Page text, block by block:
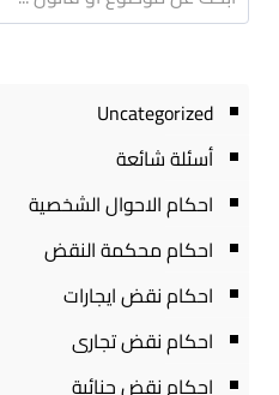
Uncategorized
أسئلة شائعة
احكام الاحوال الشخصية
احكام محكمة النقض
احكام نقض ايجارات
احكام نقض تجارى
احكام نقض جنائية